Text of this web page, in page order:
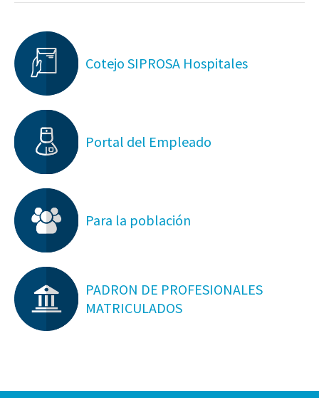
Cotejo SIPROSA Hospitales
Portal del Empleado
Para la población
PADRON DE PROFESIONALES
MATRICULADOS